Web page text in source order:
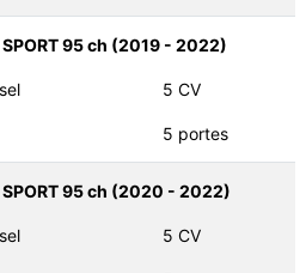
95 ch (2019 - 2022)
5 CV
5 portes
95 ch (2020 - 2022)
5 CV